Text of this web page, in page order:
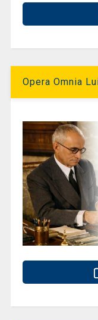
Opera Omnia